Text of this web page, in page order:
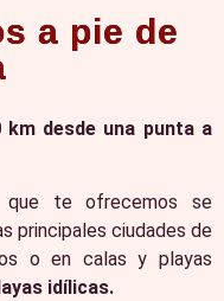
a pie de
km desde una punta a
que te ofrecemos se
principales ciudades de
o en calas y playas
idílicas.